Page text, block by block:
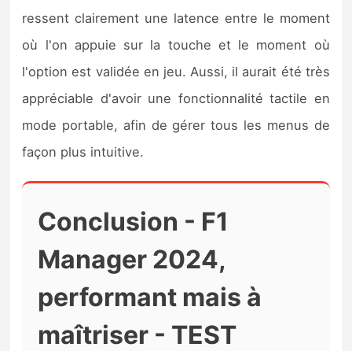
ressent clairement une latence entre le moment
où l'on appuie sur la touche et le moment où
l'option est validée en jeu. Aussi, il aurait été très
appréciable d'avoir une fonctionnalité tactile en
mode portable, afin de gérer tous les menus de
façon plus intuitive.
Conclusion - F1
Manager 2024,
performant mais à
maîtriser - TEST